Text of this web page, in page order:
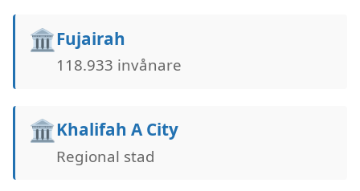
🏛️Fujairah
118.933 invånare
🏛️Khalifah A City
Regional stad